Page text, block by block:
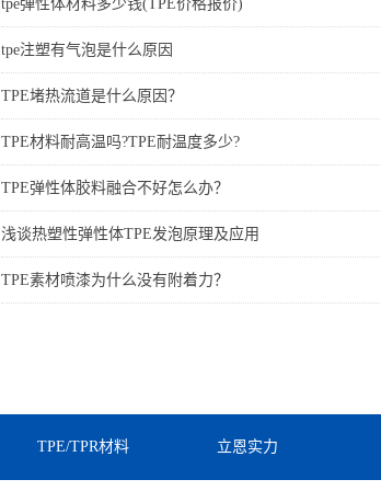
tpe弹性体材料多少钱(TPE价格报价)
tpe注塑有气泡是什么原因
TPE堵热流道是什么原因？
TPE材料耐高温吗?TPE耐温度多少?
TPE弹性体胶料融合不好怎么办？
浅谈热塑性弹性体TPE发泡原理及应用
TPE素材喷漆为什么没有附着力？
TPE/TPR材料 立恩实力